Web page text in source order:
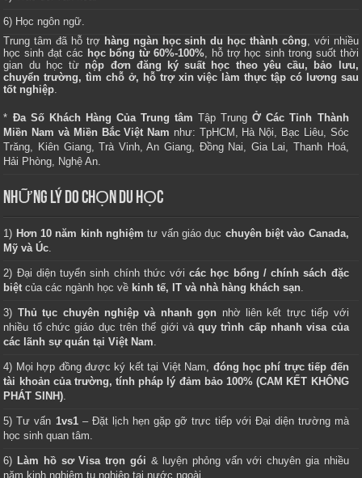
6) Học ngôn ngữ.
Trung tâm đã hỗ trợ hàng ngàn học sinh du học thành công, với nhiều
học sinh đạt các học bổng từ 60%-100%, hỗ trợ học sinh trong suốt thời
gian du học từ nộp đơn đăng ký suất học theo yêu cầu, bảo lưu,
chuyển trường, tìm chỗ ở, hỗ trợ xin việc làm thực tập có lương sau
tốt nghiệp.
* Đa Số Khách Hàng Của Trung tâm Tập TrungỞ Các Tỉnh Thành
Miền Nam và Miền Bắc Việt Nam như: TpHCM, Hà Nội, Bạc Liêu, Sóc
Trăng, Kiên Giang, Trà Vinh, An Giang, Đồng Nai, Gia Lai, Thanh Hoá,
Hải Phòng, Nghệ An.
NHỮNG LÝ DO CHỌN DU HỌC
1) Hơn 10 năm kinh nghiệm tư vấn giáo dục chuyên biệt vào Canada,
Mỹ và Úc.
2) Đại diện tuyển sinh chính thức vớicác học bổng / chính sách đặc
biệt của các ngành học về kinh tế, IT và nhà hàng khách sạn.
3) Thủ tục chuyên nghiệp và nhanh gọn nhờ liên kết trực tiếp với
nhiều tổ chức giáo dục trên thế giới vàquy trình cấp nhanh visa của
các lãnh sự quán tại Việt Nam.
4) Mọi hợp đồng được ký kết tại Việt Nam, đóng học phí trực tiếp đến
tài khoản của trường, tính pháp lý đảm bảo 100% (CAM KẾT KHÔNG
PHÁT SINH).
5) Tư vấn 1vs1– Đặt lịch hẹn gặp gỡ trực tiếp với Đại diện trường mà
học sinh quan tâm.
6) Làm hồ sơ Visa trọn gói & luyện phỏng vấn với chuyên gia nhiều
năm kinh nghiệm tu nghiệp tại nước ngoài.